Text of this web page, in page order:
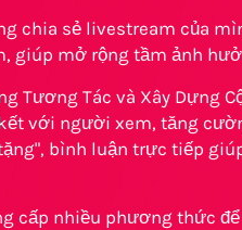
chia sẻ livestream của
giúp mở rộng tầm ảnh
Tương Tác và Xây Dựng
với người xem, tăng
bình luận trực tiếp
cấp nhiều phương thức